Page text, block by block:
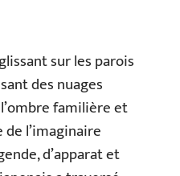
sur les parois
des nuages
familière et
l’imaginaire
d’apparat et